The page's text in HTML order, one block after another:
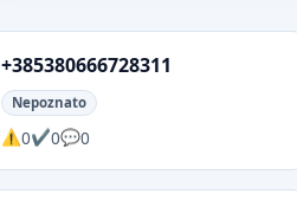
+385380666728311
Nepoznato
0 0 0